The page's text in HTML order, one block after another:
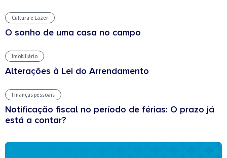
Cultura e Lazer
O sonho de uma casa no campo
Imobiliário
Alterações à Lei do Arrendamento
Finanças pessoais
Notificação fiscal no período de férias: O prazo já
está a contar?